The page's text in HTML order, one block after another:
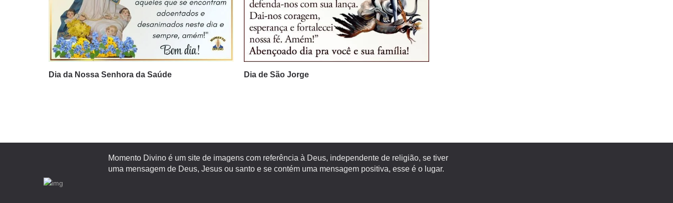
Dia da Nossa Senhora da Saúde Dia de São Jorge
Momento Divino é um site de imagens com referência à Deus, independente de religião, se tiver
uma mensagem de Deus, Jesus ou santo e se contém uma mensagem positiva, esse é o lugar.